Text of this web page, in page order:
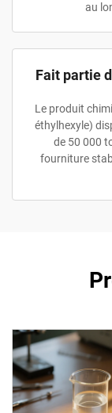
au
Fait partie
Le produit
éthylhexyle)
de 50 000
fourniture